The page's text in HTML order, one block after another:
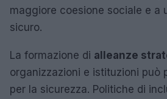
maggiore coesione sociale e a
sicuro.
La formazione di alleanze
organizzazioni e istituzioni può
per la sicurezza. Politiche di